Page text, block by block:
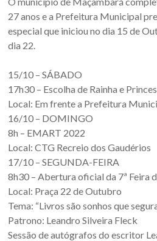
Oeste
–
RS
Site
da
Associação
dos
Municípios
da
Fronteira
Oeste
do
estado
do
27 anos e a Prefeitura Municipal
especial que iniciou no dia 15 de
dia 22.
15/10 – SÁBADO
17h30 – Escolha de Rainha e
Local: Em frente a Prefeitura
16/10 – DOMINGO
8h – EMART 2022
Local: CTG Recreio dos Gaudérios
17/10 – SEGUNDA-FEIRA
8h30 – Abertura oficial da 7ª Feira
Local: Praça 22 de Outubro
Tema: “Livros são sonhos que
Patrono: Leandro Silveira Fleck
Sessão de autógrafos do escritor